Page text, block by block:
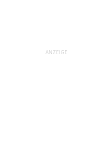
ANZEIGE